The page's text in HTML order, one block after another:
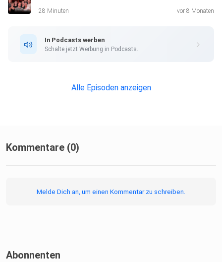
28 Minuten vor 8 Monaten
In Podcasts werben
Schalte jetzt Werbung in Podcasts.
Alle Episoden anzeigen
Kommentare (0)
Melde Dich an, um einen Kommentar zu schreiben.
Abonnenten